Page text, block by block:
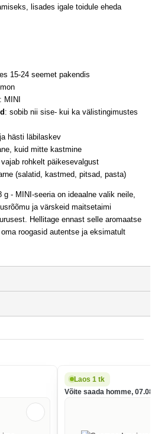
lisades igale toidule eheda
15-24 seemet pakendis
MINI
: sobib nii sise- kui ka välistingimustes
hästi läbilaskev
kuid mitte kastmine
vajab rohkelt päikesevalgust
(salatid, kastmed, pitsad, pasta)
- MINI-seeria on ideaalne valik neile,
ja värskeid maitsetaimi
Hellitage ennast selle aromaatse
roogasid autentse ja eksimatult
Laos 1 tk
Võite saada homme, 07.08.